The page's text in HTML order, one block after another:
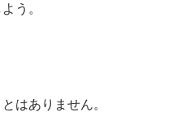
う。
はありません。